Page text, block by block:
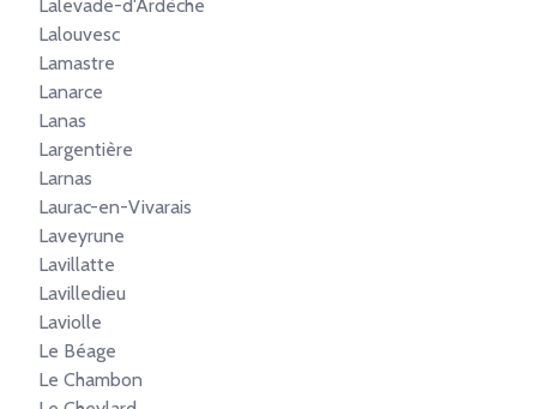
Lalevade-d'Ardèche
Lalouvesc
Lamastre
Lanarce
Lanas
Largentière
Larnas
Laurac-en-Vivarais
Laveyrune
Lavillatte
Lavilledieu
Laviolle
Le Béage
Le Chambon